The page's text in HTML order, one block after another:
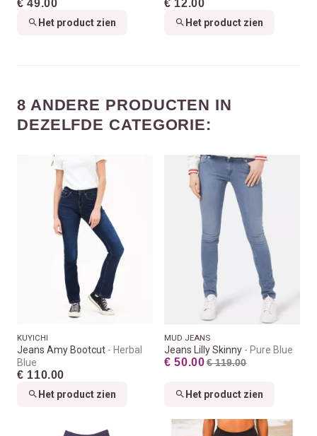
€ 49.00
Het product zien
€ 12.00
Het product zien
8 ANDERE PRODUCTEN IN
DEZELFDE CATEGORIE:
KUYICHI
Jeans Amy Bootcut
Herbal
Blue
€ 110.00
Het product zien
MUD JEANS
Jeans Lilly Skinny Pure Blue
€ 50.00 € 119.00
Het product zien